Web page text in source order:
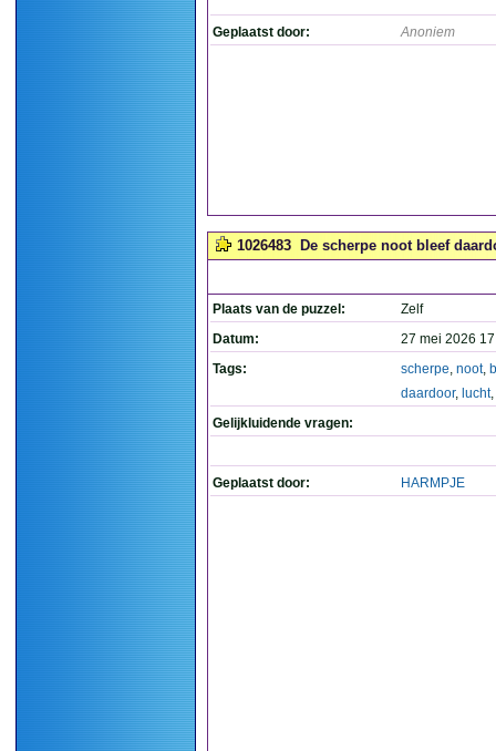
Geplaatst door: Anoniem
1026483 De scherpe noot bleef
Plaats van de puzzel:
Zelf
Datum:
27 mei 2026
Tags:
scherpe, noot,
daardoor, lucht,
Gelijkluidende vragen:
Geplaatst door: HARMPJE